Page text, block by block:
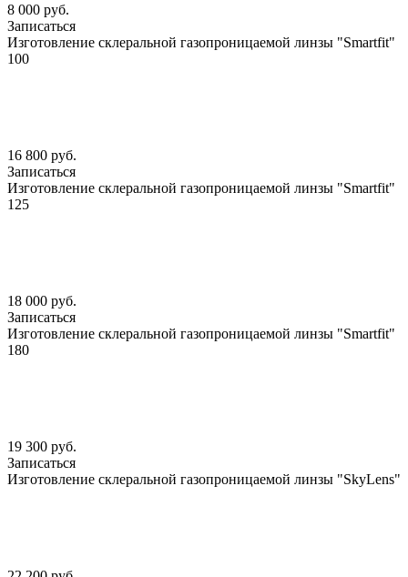
8 000 руб.
Записаться
Изготовление склеральной газопроницаемой линзы "Smartfit"
100
16 800 руб.
Записаться
Изготовление склеральной газопроницаемой линзы "Smartfit"
125
18 000 руб.
Записаться
Изготовление склеральной газопроницаемой линзы "Smartfit"
180
19 300 руб.
Записаться
Изготовление склеральной газопроницаемой линзы "SkyLens"